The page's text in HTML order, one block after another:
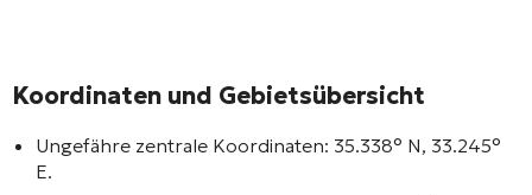
Koordinaten und Gebietsübersicht
Ungefähre zentrale Koordinaten: 35.338° N, 33.245°
E.